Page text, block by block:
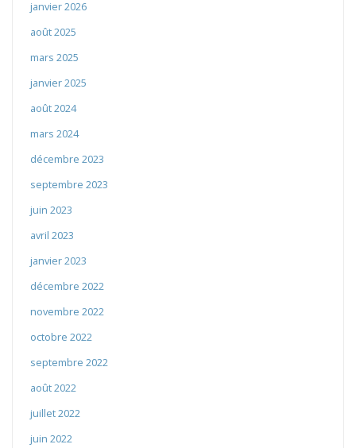
janvier 2026
août 2025
mars 2025
janvier 2025
août 2024
mars 2024
décembre 2023
septembre 2023
juin 2023
avril 2023
janvier 2023
décembre 2022
novembre 2022
octobre 2022
septembre 2022
août 2022
juillet 2022
juin 2022